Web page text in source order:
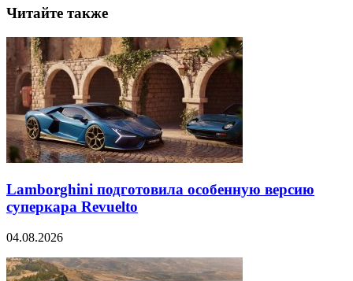
Читайте также
Lamborghini подготовила особенную версию
суперкара Revuelto
04.08.2026